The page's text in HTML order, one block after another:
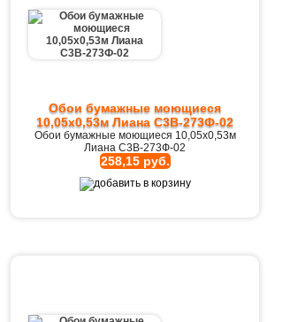
Обои бумажные моющиеся
10,05х0,53м Лиана С3В-273Ф-02
Обои бумажные моющиеся 10,05х0,53м
Лиана С3В-273Ф-02
258,15 руб.